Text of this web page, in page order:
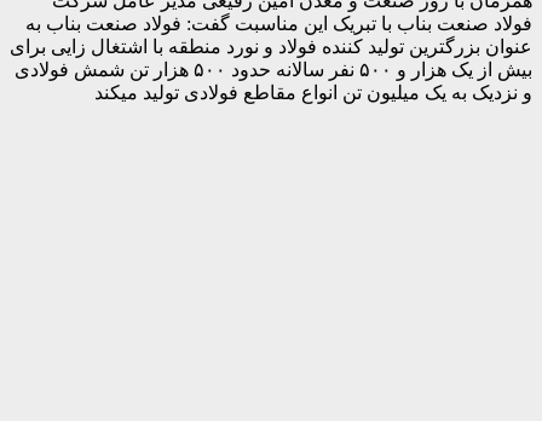
فولاد صنعت بناب با تبریک این مناسبت گفت: فولاد صنعت بناب به
عنوان بزرگترین تولید کننده فولاد و نورد منطقه با اشتغال زایی برای
بیش از یک هزار و ۵۰۰ نفر سالانه حدود ۵۰۰ هزار تن شمش فولادی
و نزدیک به یک میلیون تن انواع مقاطع فولادی تولید میکند